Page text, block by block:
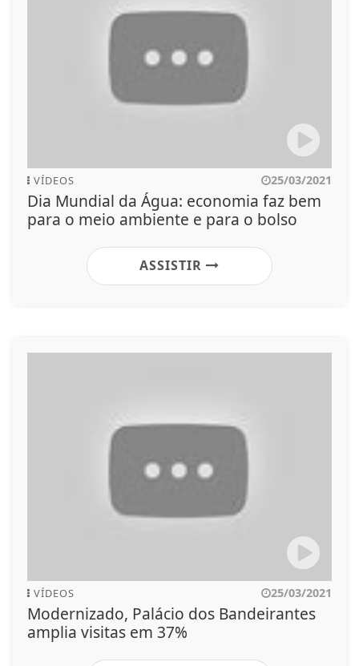
VÍDEOS 25/03/2021
Dia Mundial da Água: economia faz bem
para o meio ambiente e para o bolso
ASSISTIR
VÍDEOS 25/03/2021
Modernizado, Palácio dos Bandeirantes
amplia visitas em 37%